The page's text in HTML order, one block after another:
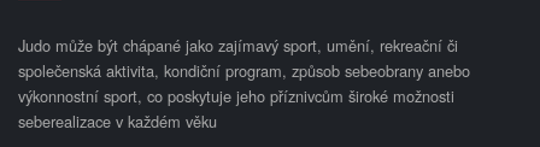
Judo může být chápané jako zajímavý sport, umění, rekreační či
společenská aktivita, kondiční program, způsob sebeobrany anebo
výkonnostní sport, co poskytuje jeho příznivcům široké možnosti
seberealizace v každém věku